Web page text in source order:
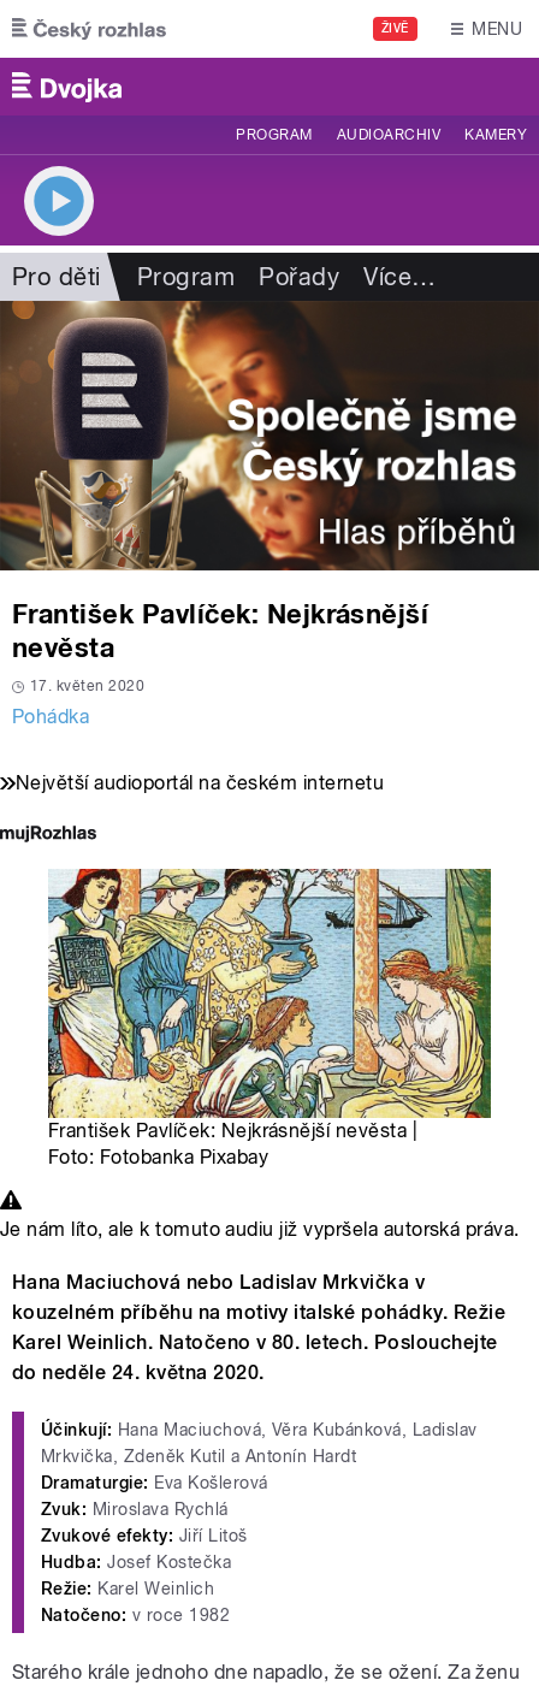
Přejít k hlavnímu obsahu
ŽIVĚ MENU
PROGRAM AUDIOARCHIV KAMERY
Pro děti Program Pořady Více…
František Pavlíček: Nejkrásnější
nevěsta
17. květen 2020
Pohádka
Největší audioportál na českém internetu
František Pavlíček: Nejkrásnější nevěsta |
Foto: Fotobanka Pixabay
Je nám líto, ale k tomuto audiu již vypršela autorská práva.
Hana Maciuchová nebo Ladislav Mrkvička v
kouzelném příběhu na motivy italské pohádky. Režie
Karel Weinlich. Natočeno v 80. letech. Poslouchejte
do neděle 24. května 2020.
Účinkují: Hana Maciuchová, Věra Kubánková, Ladislav
Mrkvička, Zdeněk Kutil a Antonín Hardt
Dramaturgie: Eva Košlerová
Zvuk: Miroslava Rychlá
Zvukové efekty: Jiří Litoš
Hudba: Josef Kostečka
Režie: Karel Weinlich
Natočeno: v roce 1982
Starého krále jednoho dne napadlo, že se ožení. Za ženu